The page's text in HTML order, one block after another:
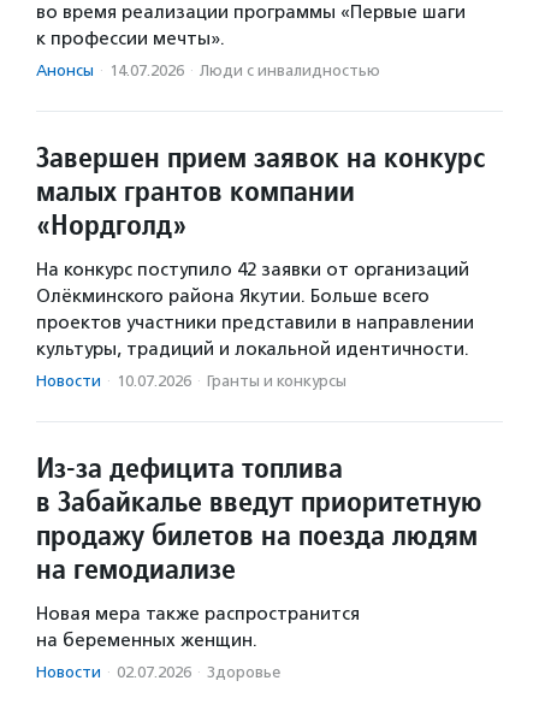
во время реализации программы «Первые шаги
к профессии мечты».
Анонсы · 14.07.2026 · Люди с инвалидностью
Завершен прием заявок на конкурс
малых грантов компании
«Нордголд»
На конкурс поступило 42 заявки от организаций
Олёкминского района Якутии. Больше всего
проектов участники представили в направлении
культуры, традиций и локальной идентичности.
Новости · 10.07.2026 · Гранты и конкурсы
Из-за дефицита топлива
в Забайкалье введут приоритетную
продажу билетов на поезда людям
на гемодиализе
Новая мера также распространится
на беременных женщин.
Новости · 02.07.2026 · Здоровье